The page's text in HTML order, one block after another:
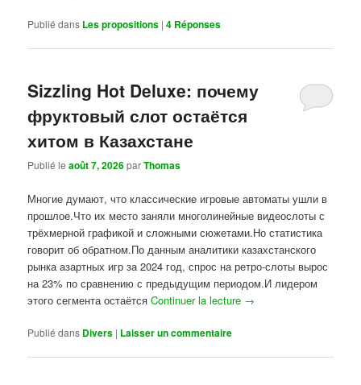
Publié dans Les propositions |4 Réponses
Sizzling Hot Deluxe: почему
фруктовый слот остаётся
хитом в Казахстане
Publié leaoût 7, 2026parThomas
Многие думают, что классические игровые автоматы ушли в
прошлое.Что их место заняли многолинейные видеослоты с
трёхмерной графикой и сложными сюжетами.Но статистика
говорит об обратном.По данным аналитики казахстанского
рынка азартных игр за 2024 год, спрос на ретро-слоты вырос
на 23% по сравнению с предыдущим периодом.И лидером
этого сегмента остаётсяContinuer la lecture →
Publié dans Divers | Laisser un commentaire